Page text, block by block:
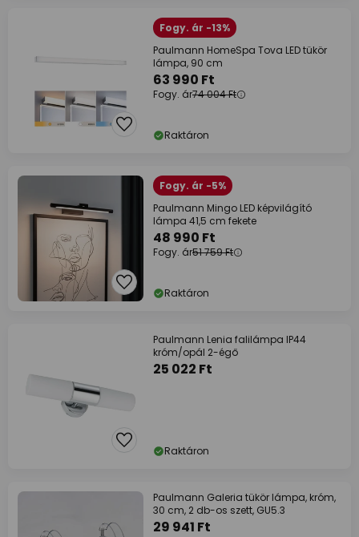
Fogy. ár -13%
Paulmann HomeSpa Tova LED tükör
lámpa, 90 cm
63 990 Ft
Fogy. ár74 004 Ft
Raktáron
Fogy. ár -5%
Paulmann Mingo LED képvilágító
lámpa 41,5 cm fekete
48 990 Ft
Fogy. ár51 759 Ft
Raktáron
Paulmann Lenia falilámpa IP44
króm/opál 2-égő
25 022 Ft
Raktáron
Paulmann Galeria tükör lámpa, króm,
30 cm, 2 db-os szett, GU5.3
29 941 Ft